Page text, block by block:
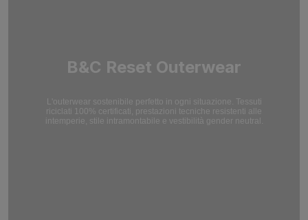
B&C Reset Outerwear
L'outerwear sostenibile perfetto in ogni situazione. Tessuti
riciclati 100% certificati, prestazioni tecniche resistenti alle
intemperie, stile intramontabile e vestibilità gender neutral.